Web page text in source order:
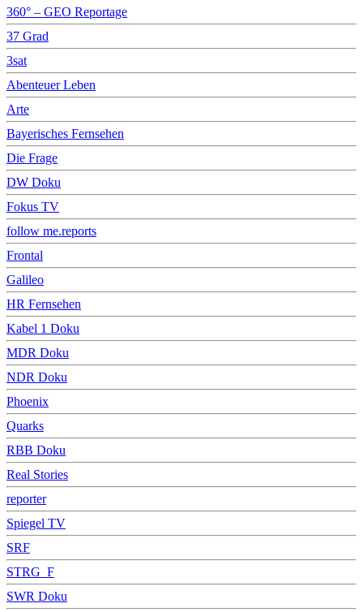
360° – GEO Reportage
37 Grad
3sat
Abenteuer Leben
Arte
Bayerisches Fernsehen
Die Frage
DW Doku
Fokus TV
follow me.reports
Frontal
Galileo
HR Fernsehen
Kabel 1 Doku
MDR Doku
NDR Doku
Phoenix
Quarks
RBB Doku
Real Stories
reporter
Spiegel TV
SRF
STRG_F
SWR Doku